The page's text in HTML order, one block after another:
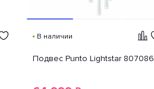
В наличии
Подвес Punto Lightstar 807086